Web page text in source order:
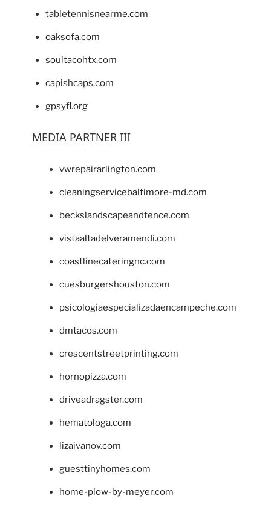
tabletennisnearme.com
oaksofa.com
soultacohtx.com
capishcaps.com
gpsyfl.org
MEDIA PARTNER III
vwrepairarlington.com
cleaningservicebaltimore-md.com
beckslandscapeandfence.com
vistaaltadelveramendi.com
coastlinecateringnc.com
cuesburgershouston.com
psicologiaespecializadaencampeche.com
dmtacos.com
crescentstreetprinting.com
hornopizza.com
driveadragster.com
hematologa.com
lizaivanov.com
guesttinyhomes.com
home-plow-by-meyer.com